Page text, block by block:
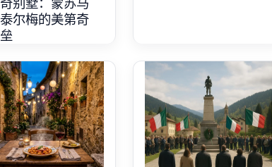
别墅：蒙苏马
尔梅的美第奇